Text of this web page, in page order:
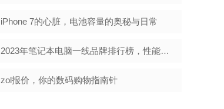
iPhone 7的心脏，电池容量的奥秘与日常
2023年笔记本电脑一线品牌排行榜，性能、创新与用户满意度的综合考量
zol报价，你的数码购物指南针